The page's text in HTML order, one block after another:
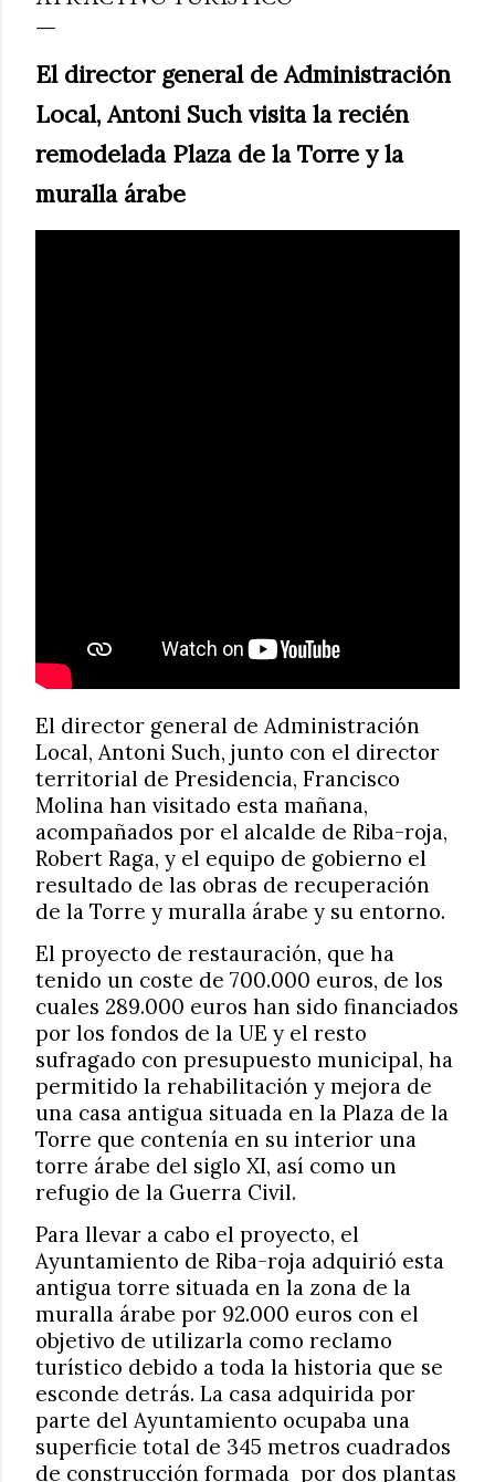
El director general de Administración
Local, Antoni Such visita la recién
remodelada Plaza de la Torre y la
muralla árabe
El director general de Administración
Local, Antoni Such, junto con el director
territorial de Presidencia, Francisco
Molina han visitado esta mañana,
acompañados por el alcalde de Riba-roja,
Robert Raga, y el equipo de gobierno el
resultado de las obras de recuperación
de la Torre y muralla árabe y su entorno.
El proyecto de restauración, que ha
tenido un coste de 700.000 euros, de los
cuales 289.000 euros han sido financiados
por los fondos de la UE y el resto
sufragado con presupuesto municipal, ha
permitido la rehabilitación y mejora de
una casa antigua situada en la Plaza de la
Torre que contenía en su interior una
torre árabe del siglo XI, así como un
refugio de la Guerra Civil.
Para llevar a cabo el proyecto, el
Ayuntamiento de Riba-roja adquirió esta
antigua torre situada en la zona de la
muralla árabe por 92.000 euros con el
objetivo de utilizarla como reclamo
turístico debido a toda la historia que se
esconde detrás. La casa adquirida por
parte del Ayuntamiento ocupaba una
superficie total de 345 metros cuadrados
de construcción formada por dos plantas